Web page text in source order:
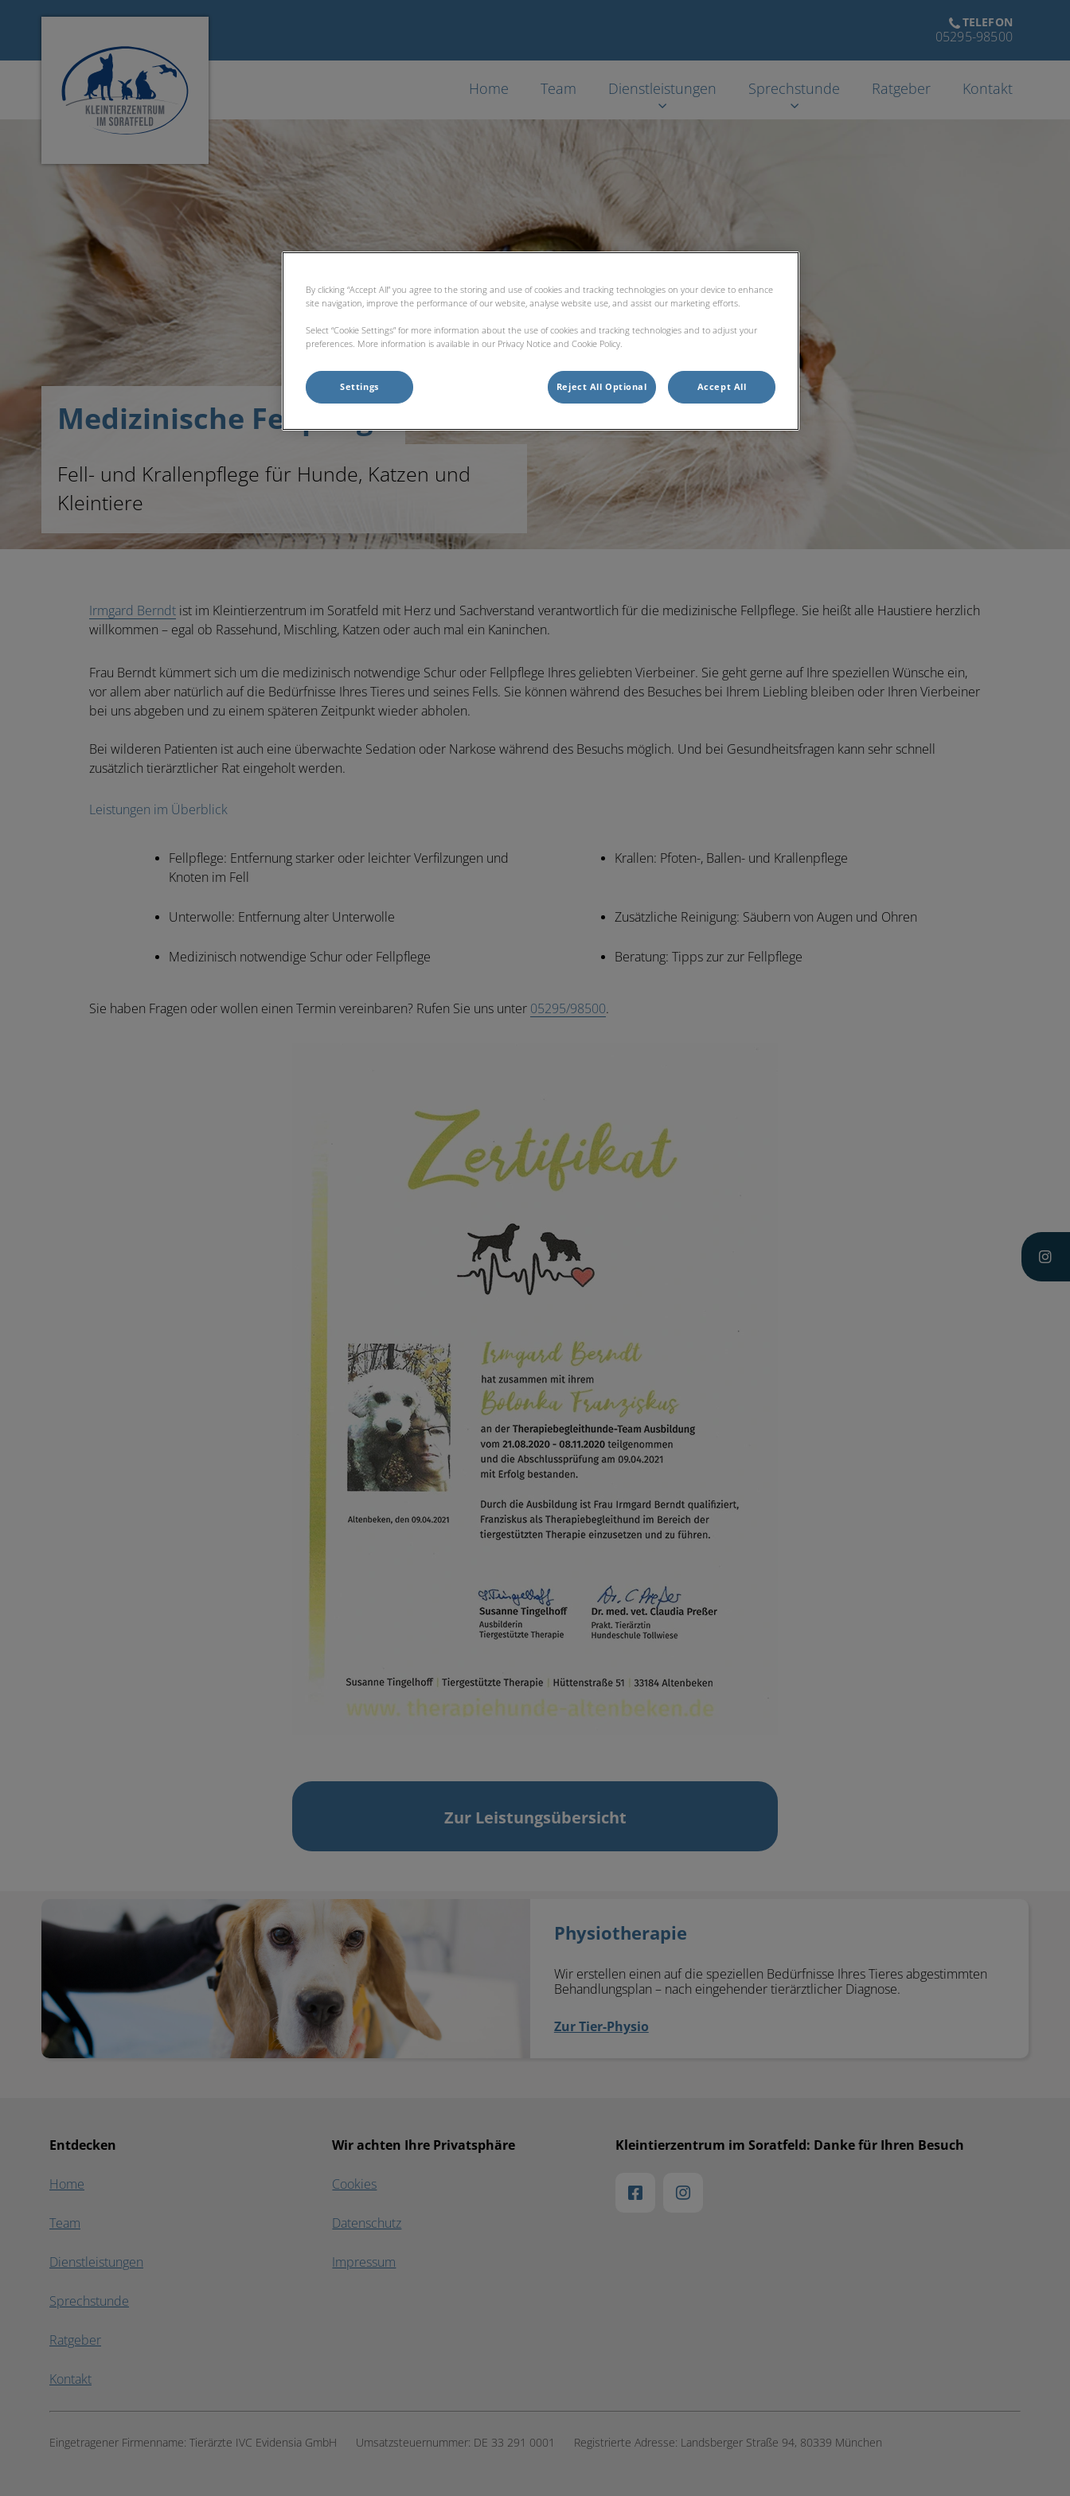
Homepage Tierarztpraxis Lichtenau
TELEFON
05295-98500
Home Team Dienstleistungen Sprechstunde Ratgeber Kontakt
Medizinische Fellpflege
Fell- und Krallenpflege für Hunde, Katzen und
Kleintiere
Irmgard Berndt ist im Kleintierzentrum im Soratfeld mit Herz und Sachverstand verantwortlich für die medizinische Fellpflege. Sie heißt alle Haustiere herzlich
willkommen – egal ob Rassehund, Mischling, Katzen oder auch mal ein Kaninchen.
Frau Berndt kümmert sich um die medizinisch notwendige Schur oder Fellpflege Ihres geliebten Vierbeiner. Sie geht gerne auf Ihre speziellen Wünsche ein,
vor allem aber natürlich auf die Bedürfnisse Ihres Tieres und seines Fells. Sie können während des Besuches bei Ihrem Liebling bleiben oder Ihren Vierbeiner
bei uns abgeben und zu einem späteren Zeitpunkt wieder abholen.
Bei wilderen Patienten ist auch eine überwachte Sedation oder Narkose während des Besuchs möglich. Und bei Gesundheitsfragen kann sehr schnell
zusätzlich tierärztlicher Rat eingeholt werden.
Leistungen im Überblick
Fellpflege: Entfernung starker oder leichter Verfilzungen und
Knoten im Fell
Krallen: Pfoten-, Ballen- und Krallenpflege
Unterwolle: Entfernung alter Unterwolle Zusätzliche Reinigung: Säubern von Augen und Ohren
Medizinisch notwendige Schur oder Fellpflege Beratung: Tipps zur zur Fellpflege
Sie haben Fragen oder wollen einen Termin vereinbaren? Rufen Sie uns unter 05295/98500.
Zur Leistungsübersicht
Physiotherapie
Physiotherapie
Wir erstellen einen auf die speziellen Bedürfnisse Ihres Tieres abgestimmten
Behandlungsplan – nach eingehender tierärztlicher Diagnose.
Zur Tier-Physio
Entdecken
Home
Team
Dienstleistungen
Sprechstunde
Ratgeber
Kontakt
Wir achten Ihre Privatsphäre
Cookies
Datenschutz
Impressum
Kleintierzentrum im Soratfeld: Danke für Ihren Besuch
Eingetragener Firmenname: Tierärzte IVC Evidensia GmbH Umsatzsteuernummer: DE 33 291 0001 Registrierte Adresse: Landsberger Straße 94, ​80339 München
By clicking “Accept All” you agree to the storing and use of cookies and tracking technologies on your device to enhance
site navigation, improve the performance of our website, analyse website use, and assist our marketing efforts.
Select “Cookie Settings” for more information about the use of cookies and tracking technologies and to adjust your
preferences. More information is available in our Privacy Notice and Cookie Policy.
Settings Reject All Optional Accept All